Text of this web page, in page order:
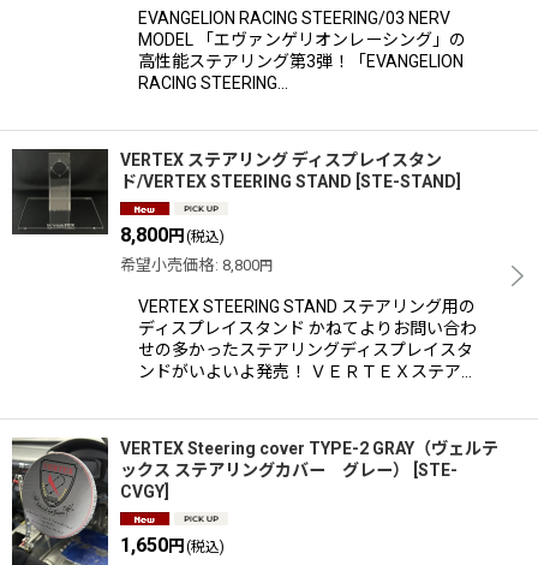
EVANGELION RACING STEERING/03 NERV
MODEL 「エヴァンゲリオンレーシング」の
高性能ステアリング第3弾！「EVANGELION
RACING STEERING…
VERTEX ステアリング ディスプレイスタン
ド/VERTEX STEERING STAND STE-STAND
8,800円 (税込)
希望小売価格: 8,800円
VERTEX STEERING STAND ステアリング用の
ディスプレイスタンド かねてよりお問い合わ
せの多かったステアリングディスプレイスタ
ンドがいよいよ発売！ ＶＥＲＴＥＸステア…
VERTEX Steering cover TYPE-2 GRAY（ヴェルテ
ックス ステアリングカバー グレー）
STE-
CVGY
1,650円 (税込)